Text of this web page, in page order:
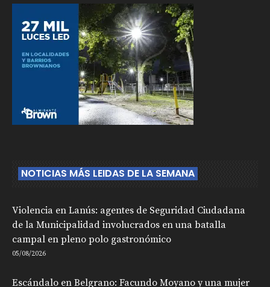
NOTICIAS MÁS LEIDAS DE LA SEMANA
Violencia en Lanús: agentes de Seguridad Ciudadana
de la Municipalidad involucrados en una batalla
campal en pleno polo gastronómico
05/08/2026
Escándalo en Belgrano: Facundo Moyano y una mujer